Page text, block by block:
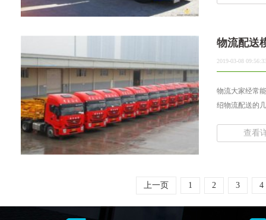
物流配送
2019-03-08
物流大家经常
绍物流配送的
查看
上一页 1 2 3 4